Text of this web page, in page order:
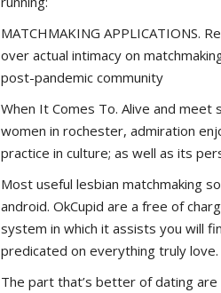
MATCHMAKING APPLICATIONS.
over actual intimacy on
post-pandemic community
When It Comes To. Alive and meet
women in rochester, admiration
practice in culture; as well as its
Most useful lesbian matchmaking
android. OkCupid are a free of
system in which it assists you will
predicated on everything truly love.
The part that’s better of dating are